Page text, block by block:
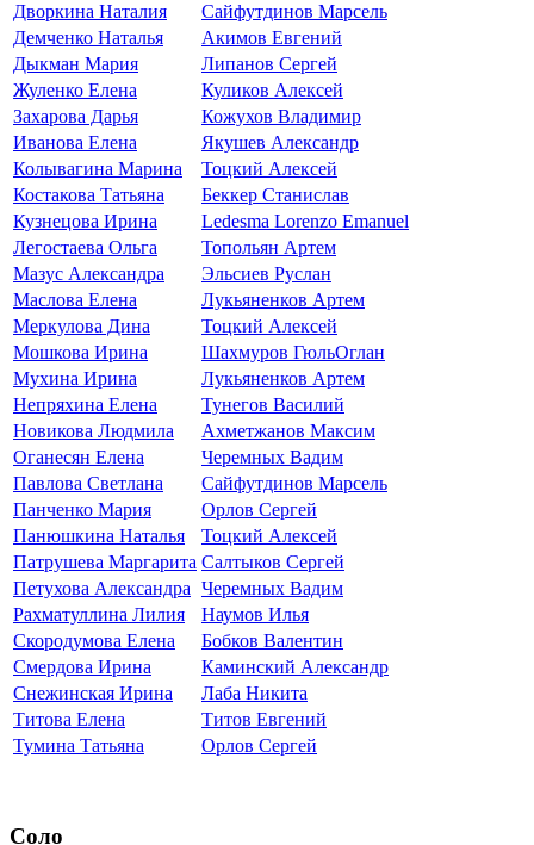
Дворкина Наталия
Сайфутдинов Марсель
Демченко Наталья
Акимов Евгений
Дыкман Мария
Липанов Сергей
Жуленко Елена
Куликов Алексей
Захарова Дарья
Кожухов Владимир
Иванова Елена
Якушев Александр
Колывагина Марина
Тоцкий Алексей
Костакова Татьяна
Беккер Станислав
Кузнецова Ирина
Ledesma Lorenzo Emanuel
Легостаева Ольга
Топольян Артем
Мазус Александра
Эльсиев Руслан
Маслова Елена
Лукьяненков Артем
Меркулова Дина
Тоцкий Алексей
Мошкова Ирина
Шахмуров ГюльОглан
Мухина Ирина
Лукьяненков Артем
Непряхина Елена
Тунегов Василий
Новикова Людмила
Ахметжанов Максим
Оганесян Елена
Черемных Вадим
Павлова Светлана
Сайфутдинов Марсель
Панченко Мария
Орлов Сергей
Панюшкина Наталья
Тоцкий Алексей
Патрушева Маргарита Салтыков Сергей
Петухова Александра Черемных Вадим
Рахматуллина Лилия
Наумов Илья
Скородумова Елена
Бобков Валентин
Смердова Ирина
Каминский Александр
Снежинская Ирина
Лаба Никита
Титова Елена
Титов Евгений
Тумина Татьяна
Орлов Сергей
Соло